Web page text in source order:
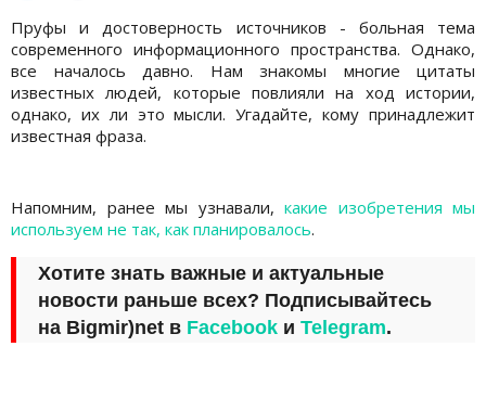
Пруфы и достоверность источников - больная тема
современного информационного пространства. Однако,
все началось давно. Нам знакомы многие цитаты
известных людей, которые повлияли на ход истории,
однако, их ли это мысли. Угадайте, кому принадлежит
известная фраза.
Напомним, ранее мы узнавали, какие изобретения мы
используем не так, как планировалось.
Хотите знать важные и актуальные
новости раньше всех? Подписывайтесь
на Bigmir)net в Facebook и Telegram.